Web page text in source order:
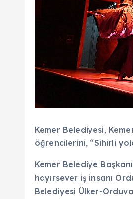
Kemer Belediyesi,
öğrencilerini, “Sihirli
Kemer Belediye
hayırsever iş insanı
Belediyesi Ülker-